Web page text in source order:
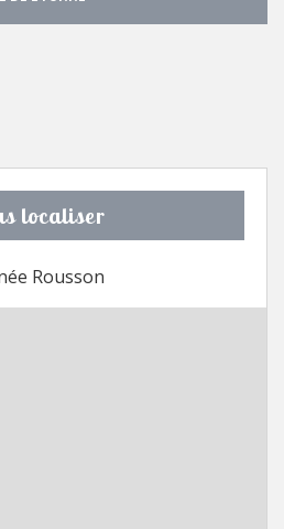
localiser
Rousson